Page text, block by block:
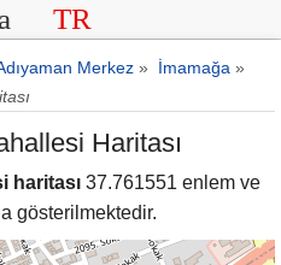
TR
Merkez » İmamağa »
Haritası
haritası 37.761551 enlem ve
gösterilmektedir.